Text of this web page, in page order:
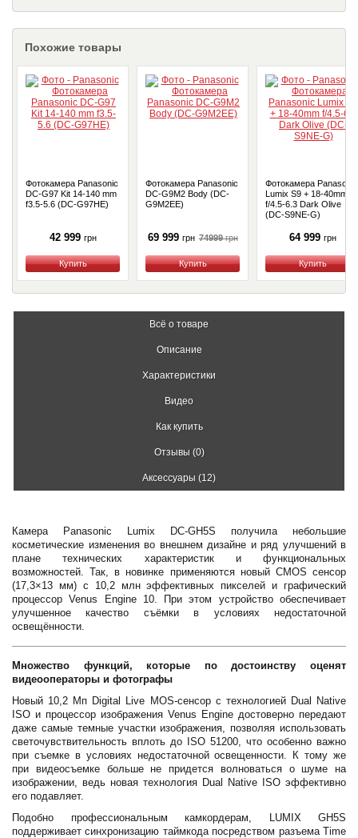
Похожие товары
Фотокамера Panasonic
DC-G97 Kit 14-140 mm
f3.5-5.6 (DC-G97HE)
42 999 грн
Купить
Фотокамера Panasonic
DC-G9M2 Body (DC-
G9M2EE)
69 999 грн 74999грн
Купить
Фотокамера Panasonic
Lumix S9 + 18-40mm
f/4.5-6.3 Dark Olive
(DC-S9NE-G)
64 999 грн
Купить
Всё о товаре
Описание
Характеристики
Видео
Как купить
Отзывы (0)
Аксессуары (12)
Камера Panasonic Lumix DC-GH5S получила небольшие
косметические изменения во внешнем дизайне и ряд улучшений в
плане технических характеристик и функциональных
возможностей. Так, в новинке применяются новый CMOS сенсор
(17,3×13 мм) с 10,2 млн эффективных пикселей и графический
процессор Venus Engine 10. При этом устройство обеспечивает
улучшенное качество съёмки в условиях недостаточной
освещённости.
Множество функций, которые по достоинству оценят
видеооператоры и фотографы
Новый 10,2 Мп Digital Live MOS-сенсор с технологией Dual Native
ISO и процессор изображения Venus Engine достоверно передают
даже самые темные участки изображения, позволяя использовать
светочувствительность вплоть до ISO 51200, что особенно важно
при съемке в условиях недостаточной освещенности. К тому же
при видеосъемке больше не придется волноваться о шуме на
изображении, ведь новая технология Dual Native ISO эффективно
его подавляет.
Подобно профессиональным камкордерам, LUMIX GH5S
поддерживает синхронизацию таймкода посредством разъема Time